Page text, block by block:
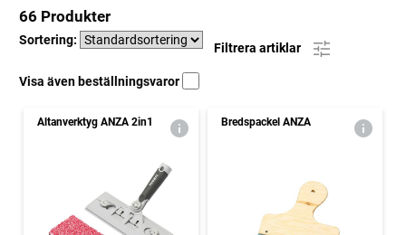
66 Produkter
Sortering:
Filtrera artiklar
Visa även beställningsvaror
Altanverktyg ANZA 2in1 Bredspackel ANZA